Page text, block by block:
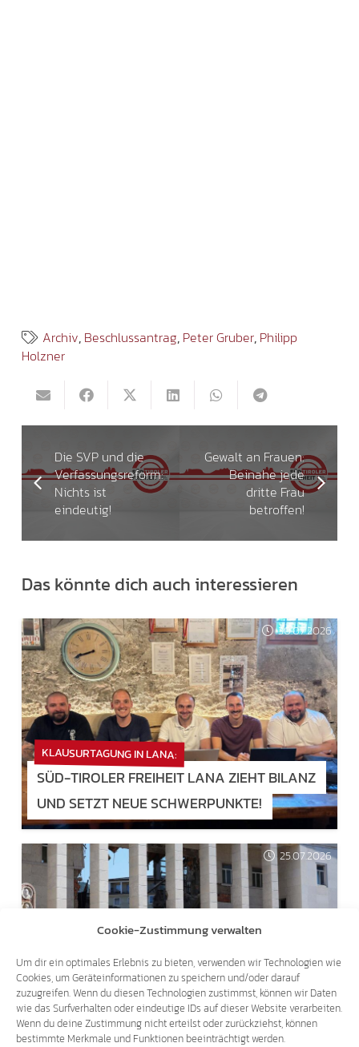
Cookie-Zustimmung verwalten
Um dir ein optimales Erlebnis zu bieten, verwenden wir Technologien wie
Cookies, um Geräteinformationen zu speichern und/oder darauf
zuzugreifen. Wenn du diesen Technologien zustimmst, können wir Daten
wie das Surfverhalten oder eindeutige IDs auf dieser Website verarbeiten.
Wenn du deine Zustimmung nicht erteilst oder zurückziehst, können
bestimmte Merkmale und Funktionen beeinträchtigt werden.
Archiv, Beschlussantrag, Peter Gruber, Philipp
Holzner
Die SVP und die
Verfassungsreform:
Nichts ist
eindeutig!
Gewalt an Frauen:
Beinahe jede
dritte Frau
betroffen!
Das könnte dich auch interessieren
30.07.2026
KLAUSURTAGUNG IN LANA:
SÜD-TIROLER FREIHEIT LANA ZIEHT BILANZ
UND SETZT NEUE SCHWERPUNKTE!
25.07.2026
ANTRAG IM LANDTAG
JUSTIZPALAST: NEUBAU STATT
WIEDERAUFBAU